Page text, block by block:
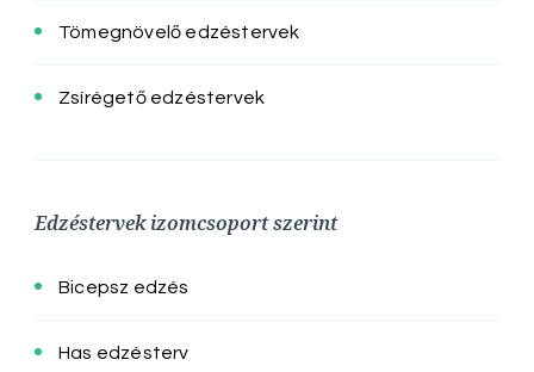
Tömegnövelő edzéstervek
Zsírégető edzéstervek
Edzéstervek izomcsoport szerint
Bicepsz edzés
Has edzésterv